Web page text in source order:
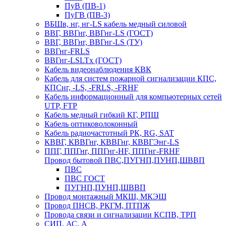
ПуВ (ПВ-1)
ПуГВ (ПВ-3)
ВБШв, нг, нг-LS кабель медный силовой
ВВГ, ВВГнг, ВВГнг-LS (ГОСТ)
ВВГ, ВВГнг, ВВГнг-LS (ТУ)
ВВГнг-FRLS
ВВГнг-LSLTx (ГОСТ)
Кабель видеонаблюдения КВК
Кабель для систем пожарной сигнализации КПС,
КПСнг, -LS, -FRLS, -FRHF
Кабель информационный для компьютерных сетей
UTP, FTP
Кабель медный гибкий КГ, РПШ
Кабель оптиковолоконный
Кабель радиочастотный РК, RG, SAT
КВВГ, КВВГнг, КВВГнг, КВВГЭнг-LS
ППГ, ППГнг, ППГнг-HF, ППГнг-FRHF
Провод бытовой ПВС,ПУГНП,ПУНП,ШВВП
ПВС
ПВС ГОСТ
ПУГНП,ПУНП,ШВВП
Провод монтажный МКШ, МКЭШ
Провод ПНСВ, РКГМ, ПТПЖ
Провода связи и сигнализации КСПВ, ТРП
СИП, АС, А